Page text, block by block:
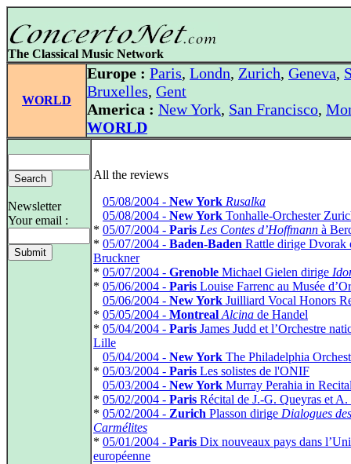
The Classical Music Network
WORLD
Europe : Paris, Londn, Zurich, Geneva,
Bruxelles, Gent
America : New York, San Francisco,
WORLD
Newsletter
Your email :
All the reviews
05/08/2004 - New York Rusalka
05/08/2004 - New York Tonhalle-Orchester
* 05/07/2004 - Paris Les Contes d’Hoffmann à
* 05/07/2004 - Baden-Baden Rattle dirige Dvorak
Bruckner
* 05/07/2004 - Grenoble Michael Gielen dirige
* 05/06/2004 - Paris Louise Farrenc au Musée
05/06/2004 - New York Juilliard Vocal Honors
* 05/05/2004 - Montreal Alcina de Handel
* 05/04/2004 - Paris James Judd et l’Orchestre
Lille
05/04/2004 - New York The Philadelphia
* 05/03/2004 - Paris Les solistes de l'ONIF
05/03/2004 - New York Murray Perahia in
* 05/02/2004 - Paris Récital de J.-G. Queyras et A.
* 05/02/2004 - Zurich Plasson dirige Dialogues des
Carmélites
* 05/01/2004 - Paris Dix nouveaux pays dans
européenne